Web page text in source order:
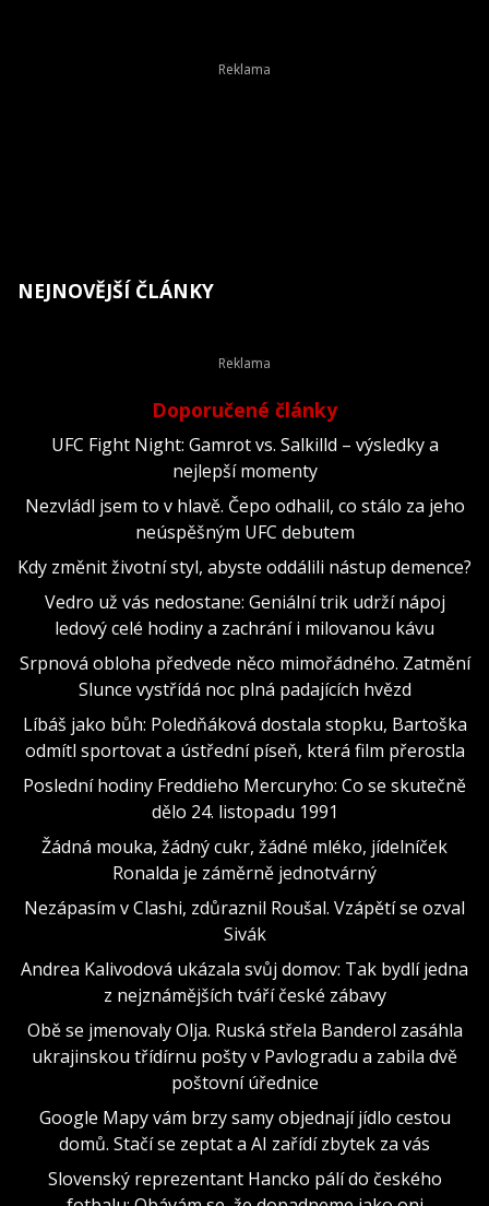
NEJNOVĚJŠÍ ČLÁNKY
Doporučené články
UFC Fight Night: Gamrot vs. Salkilld – výsledky a
nejlepší momenty
Nezvládl jsem to v hlavě. Čepo odhalil, co stálo za jeho
neúspěšným UFC debutem
Kdy změnit životní styl, abyste oddálili nástup demence?
Vedro už vás nedostane: Geniální trik udrží nápoj
ledový celé hodiny a zachrání i milovanou kávu
Srpnová obloha předvede něco mimořádného. Zatmění
Slunce vystřídá noc plná padajících hvězd
Líbáš jako bůh: Poledňáková dostala stopku, Bartoška
odmítl sportovat a ústřední píseň, která film přerostla
Poslední hodiny Freddieho Mercuryho: Co se skutečně
dělo 24. listopadu 1991
Žádná mouka, žádný cukr, žádné mléko, jídelníček
Ronalda je záměrně jednotvárný
Nezápasím v Clashi, zdůraznil Roušal. Vzápětí se ozval
Sivák
Andrea Kalivodová ukázala svůj domov: Tak bydlí jedna
z nejznámějších tváří české zábavy
Obě se jmenovaly Olja. Ruská střela Banderol zasáhla
ukrajinskou třídírnu pošty v Pavlogradu a zabila dvě
poštovní úřednice
Google Mapy vám brzy samy objednají jídlo cestou
domů. Stačí se zeptat a AI zařídí zbytek za vás
Slovenský reprezentant Hancko pálí do českého